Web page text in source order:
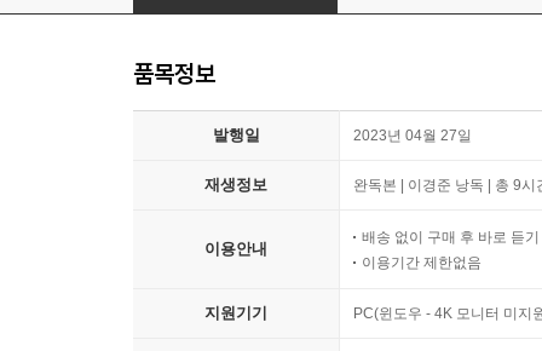
품목정보
발행일 2023년 04월 27일
재생정보 완독본 | 이경준 낭독 | 총 9시
이용안내
배송 없이 구매 후 바로 듣기
이용기간 제한없음
지원기기 PC(윈도우 - 4K 모니터 미지